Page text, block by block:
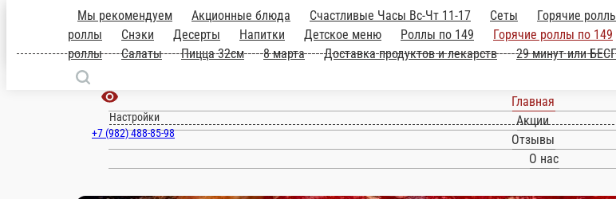
Чернушка
Настройки
+7 (982) 488-85-98
Главная
Акции
Отзывы
О нас
Мы рекомендуем Акционные блюда Счастливые Часы Вс-Чт 11-17
30см
Роллы Запеченые роллы Снэки Десерты Напитки Детское меню
149
Запеченые роллы по 149 Пицца по 249 Мини роллы
продуктов и лекарств